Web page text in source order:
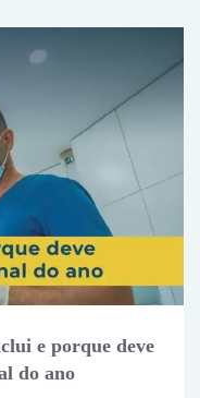
e porque deve
do ano